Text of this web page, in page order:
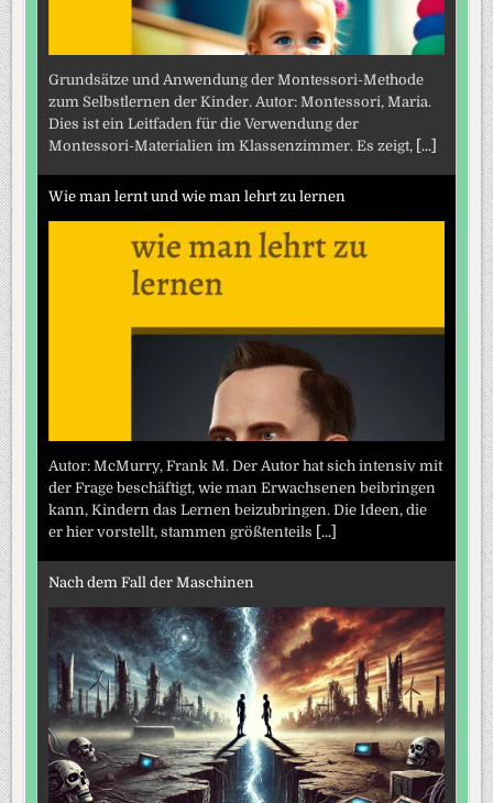
Grundsätze und Anwendung der Montessori-Methode
zum Selbstlernen der Kinder. Autor: Montessori, Maria.
Dies ist ein Leitfaden für die Verwendung der
Montessori-Materialien im Klassenzimmer. Es zeigt,
[...]
Wie man lernt und wie man lehrt zu lernen
Autor: McMurry, Frank M. Der Autor hat sich intensiv mit
der Frage beschäftigt, wie man Erwachsenen beibringen
kann, Kindern das Lernen beizubringen. Die Ideen, die
er hier vorstellt, stammen größtenteils
[...]
Nach dem Fall der Maschinen